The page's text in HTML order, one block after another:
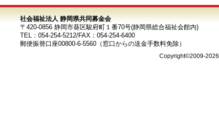
社会福祉法人 静岡県共同募金会
〒420-0856 静岡市葵区駿府町１番70号(静岡県総合福祉会館内)
TEL：054-254-5212/FAX：054-254-6400
郵便振替口座00800-6-5560（窓口からの送金手数料免除）
Copyright©2009-